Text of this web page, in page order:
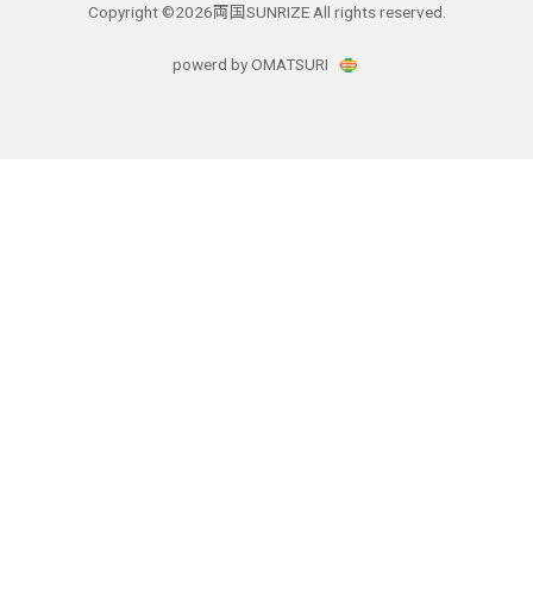
Copyright ©2026両国SUNRIZE All rights reserved.
powerd by OMATSURI